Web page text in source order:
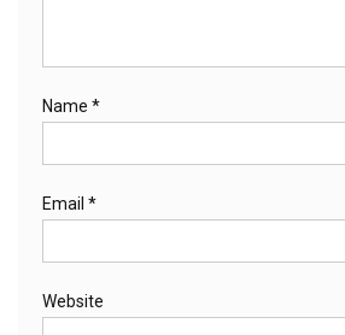
Name *
Email *
Website